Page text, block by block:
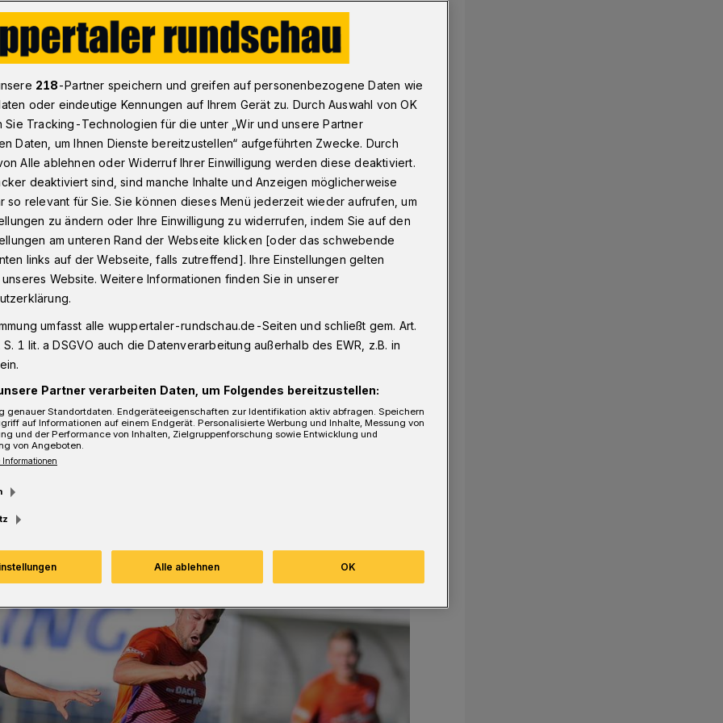
Arminia-Profis waren zu stark
Zweitligist Bielefeld
Profis waren zu
Wuppertaler SV hat das
Team von Trainer Stefan
Arminia Bielefeld vor 902
mit 0:1 (0:0).
218-Partner speichern und greifen auf personenbezogene Daten wie
oder eindeutige Kennungen auf Ihrem Gerät zu. Durch Auswahl von OK
Sie Tracking-Technologien für die unter „Wir und unsere Partner
Daten, um Ihnen Dienste bereitzustellen“ aufgeführten Zwecke. Durch
Alle ablehnen oder Widerruf Ihrer Einwilligung werden diese deaktiviert.
deaktiviert sind, sind manche Inhalte und Anzeigen möglicherweise
so relevant für Sie. Sie können dieses Menü jederzeit wieder aufrufen, um
zu ändern oder Ihre Einwilligung zu widerrufen, indem Sie auf den
am unteren Rand der Webseite klicken [oder das schwebende
links auf der Webseite, falls zutreffend]. Ihre Einstellungen gelten
Website. Weitere Informationen finden Sie in unserer
umfasst alle wuppertaler-rundschau.de-Seiten und schließt gem. Art.
1 lit. a DSGVO auch die Datenverarbeitung außerhalb des EWR, z.B. in
Partner verarbeiten Daten, um Folgendes bereitzustellen:
genauer Standortdaten. Endgeräteeigenschaften zur Identifikation aktiv abfragen. Speichern
auf Informationen auf einem Endgerät. Personalisierte Werbung und Inhalte, Messung von
und der Performance von Inhalten, Zielgruppenforschung sowie Entwicklung und
von Angeboten.
Alle ablehnen OK